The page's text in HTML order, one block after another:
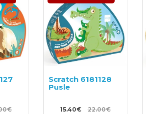
Scratch 6181128
Pusle
15.40€ 22.00€